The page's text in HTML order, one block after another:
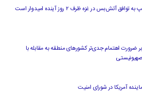
آتش‌بس در غزه ظرف ۲ روز آینده امیدوار است
ضرورت اهتمام جدی‌تر کشورهای منطقه به مقابله با
آمریکا در شورای امنیت